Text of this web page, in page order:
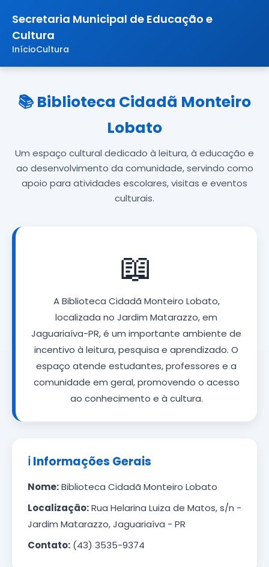
Secretaria Municipal de Educação e
Cultura
InícioCultura
📚 Biblioteca Cidadã Monteiro
Lobato
Um espaço cultural dedicado à leitura, à educação e
ao desenvolvimento da comunidade, servindo como
apoio para atividades escolares, visitas e eventos
culturais.
📖
A Biblioteca Cidadã Monteiro Lobato,
localizada no Jardim Matarazzo, em
Jaguariaíva-PR, é um importante ambiente de
incentivo à leitura, pesquisa e aprendizado. O
espaço atende estudantes, professores e a
comunidade em geral, promovendo o acesso
ao conhecimento e à cultura.
ℹ️ Informações Gerais
Nome:Biblioteca Cidadã Monteiro Lobato
Localização:Rua Helarina Luiza de Matos, s/n -
Jardim Matarazzo, Jaguariaíva - PR
Contato: (43) 3535-9374